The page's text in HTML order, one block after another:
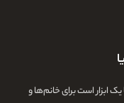
ابزار است برای خانم‌ها و